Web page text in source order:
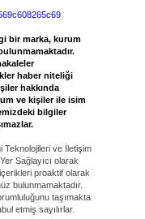
bir marka, kurum
haber niteliği
hakkında
ve kişiler ile isim
bilgiler
Teknolojileri ve İletişim
Sağlayıcı olarak
proaktif olarak
bulunmamaktadır.
taşımakta
etmiş sayılırlar.